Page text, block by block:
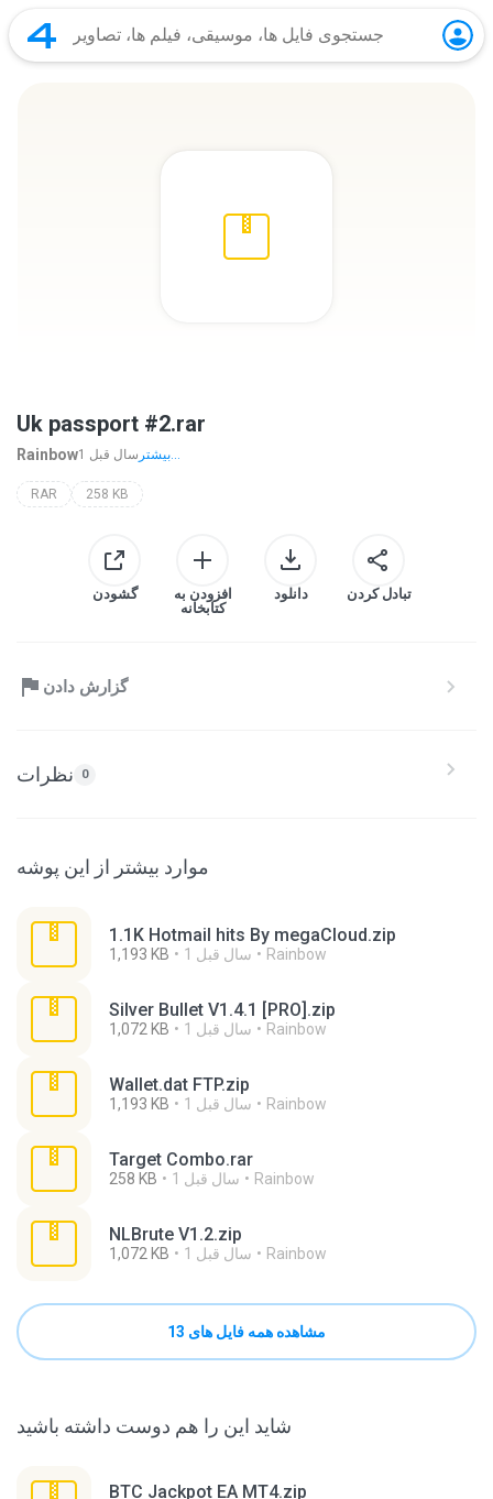
Uk passport #2.rar
Rainbow 1 سال‌ قبل بیشتر...
RAR 258 KB
گشودن
افزودن به
کتابخانه
دانلود تبادل کردن
گزارش دادن
نظرات 0
موارد بیشتر از این پوشه
1.1K Hotmail hits By megaCloud.zip
1,193 KB 1 سال‌ قبل Rainbow
Silver Bullet V1.4.1 [PRO].zip
1,072 KB 1 سال‌ قبل Rainbow
Wallet.dat FTP.zip
1,193 KB 1 سال‌ قبل Rainbow
Target Combo.rar
258 KB 1 سال‌ قبل Rainbow
NLBrute V1.2.zip
1,072 KB 1 سال‌ قبل Rainbow
مشاهده همه فایل های 13
شاید این را هم دوست داشته باشید
BTC Jackpot EA MT4.zip